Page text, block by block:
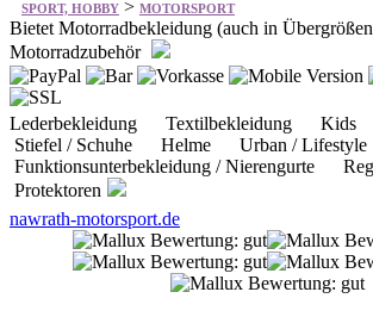
SPORT, HOBBY > MOTORSPORT
Bietet Motorradbekleidung (auch in
Motorradzubehör
Lederbekleidung Textilbekleidung Kids
Stiefel / Schuhe Helme Urban /
Funktionsunterbekleidung / Nierengurte
Protektoren
nawrath-motorsport.de